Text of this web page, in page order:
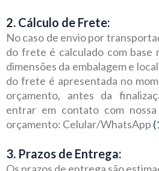
2. Cálculo de Frete:
No caso de envio por
do frete é calculado com base
dimensões da embalagem e
do frete é apresentada no
orçamento, antes da
entrar em contato com
orçamento: Celular/WhatsApp
3. Prazos de Entrega: